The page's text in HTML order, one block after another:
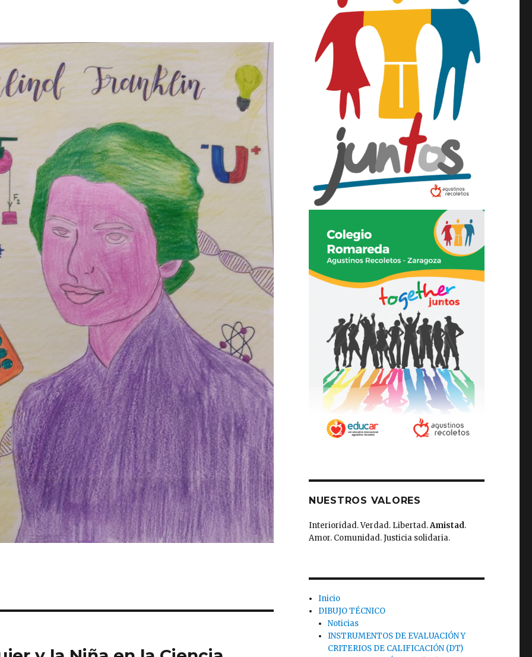
NUESTROS VALORES
Interioridad. Verdad. Libertad.Amistad.
Amor. Comunidad. Justicia solidaria.
Inicio
DIBUJO TÉCNICO
Noticias
INSTRUMENTOS DE EVALUACIÓN Y
CRITERIOS DE CALIFICACIÓN (DT)